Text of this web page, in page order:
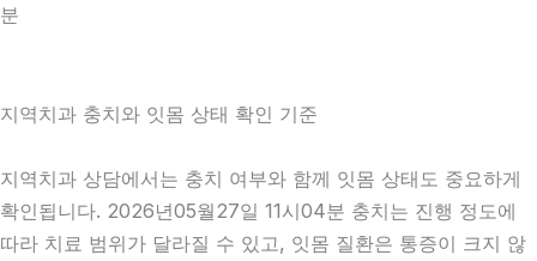
분
지역치과 충치와 잇몸 상태 확인 기준
지역치과 상담에서는 충치 여부와 함께 잇몸 상태도 중요하게
확인됩니다. 2026년05월27일 11시04분 충치는 진행 정도에
따라 치료 범위가 달라질 수 있고, 잇몸 질환은 통증이 크지 않